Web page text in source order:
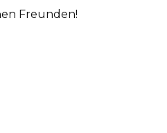
Freunden!